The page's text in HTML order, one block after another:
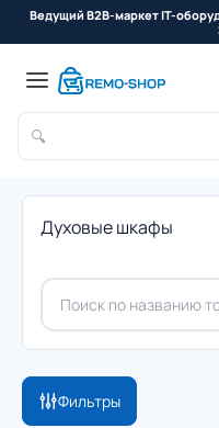
Ведущий B2B-маркет IT-
🔍
Духовые шкафы
Фильтры